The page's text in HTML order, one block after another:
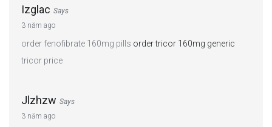
Izglac Says
3 năm ago
order fenofibrate 160mg pills order tricor 160mg generic
tricor price
Jlzhzw Says
3 năm ago